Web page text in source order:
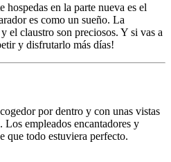
hospedas en la parte nueva es el
es como un sueño. La
el claustro son preciosos. Y si vas a
y disfrutarlo más días!
por dentro y con unas vistas
Los empleados encantadores y
que todo estuviera perfecto.